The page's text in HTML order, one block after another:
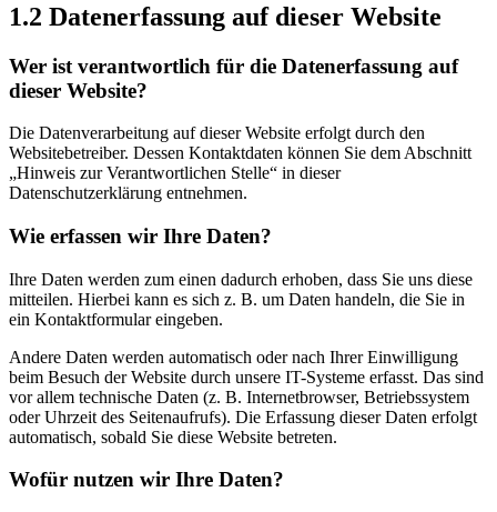
1.2 Datenerfassung auf dieser Website
Wer ist verantwortlich für die Datenerfassung auf
dieser Website?
Die Datenverarbeitung auf dieser Website erfolgt durch den
Websitebetreiber. Dessen Kontaktdaten können Sie dem Abschnitt
„Hinweis zur Verantwortlichen Stelle“ in dieser
Datenschutzerklärung entnehmen.
Wie erfassen wir Ihre Daten?
Ihre Daten werden zum einen dadurch erhoben, dass Sie uns diese
mitteilen. Hierbei kann es sich z. B. um Daten handeln, die Sie in
ein Kontaktformular eingeben.
Andere Daten werden automatisch oder nach Ihrer Einwilligung
beim Besuch der Website durch unsere IT-Systeme erfasst. Das sind
vor allem technische Daten (z. B. Internetbrowser, Betriebssystem
oder Uhrzeit des Seitenaufrufs). Die Erfassung dieser Daten erfolgt
automatisch, sobald Sie diese Website betreten.
Wofür nutzen wir Ihre Daten?